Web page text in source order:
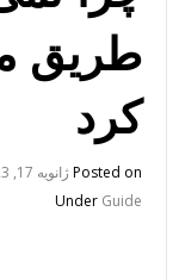
کرد
Posted onژانویه 17, 2023
UnderGuide